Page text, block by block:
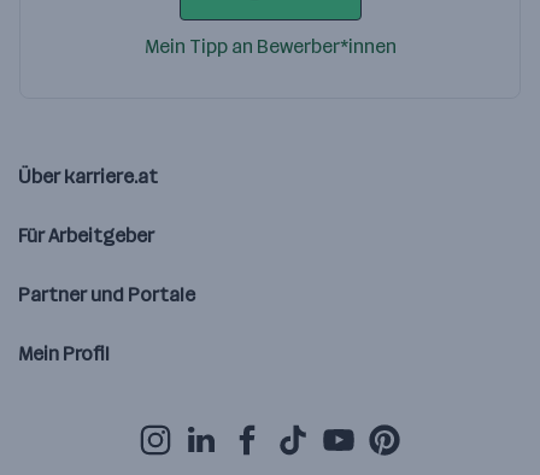
Mein Tipp an Bewerber*innen
Über karriere.at
Für Arbeitgeber
Partner und Portale
Mein Profil